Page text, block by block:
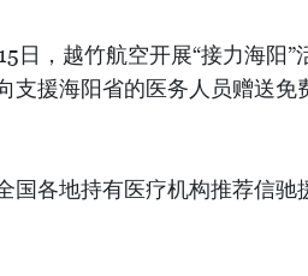
日，越竹航空开展“接力海阳”
支援海阳省的医务人员赠送
国各地持有医疗机构推荐信驰